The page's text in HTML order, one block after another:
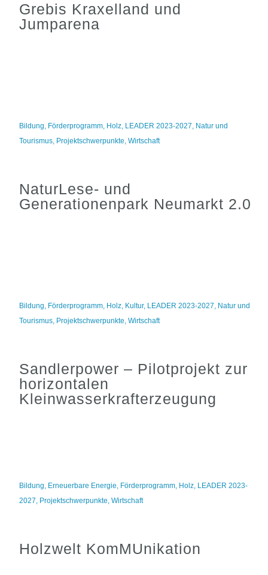
Grebis Kraxelland und
Jumparena
Bildung, Förderprogramm, Holz, LEADER 2023-2027, Natur und
Tourismus, Projektschwerpunkte,Wirtschaft
NaturLese- und
Generationenpark Neumarkt 2.0
Bildung, Förderprogramm, Holz, Kultur, LEADER 2023-2027, Natur und
Tourismus, Projektschwerpunkte,Wirtschaft
Sandlerpower – Pilotprojekt zur
horizontalen
Kleinwasserkrafterzeugung
Bildung, Erneuerbare Energie, Förderprogramm, Holz, LEADER 2023-
2027, Projektschwerpunkte,Wirtschaft
Holzwelt KomMUnikation